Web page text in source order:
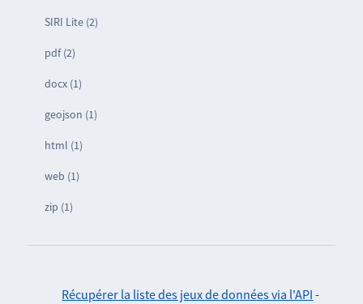
SIRI Lite (2)
pdf (2)
docx (1)
geojson (1)
html (1)
web (1)
zip (1)
Récupérer la liste des jeux de données via l'API -